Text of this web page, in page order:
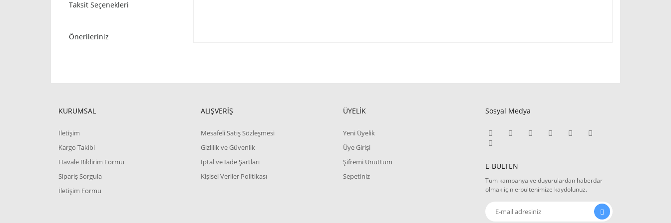
Taksit Seçenekleri
Önerileriniz
KURUMSAL
İletişim
Kargo Takibi
Havale Bildirim Formu
Sipariş Sorgula
İletişim Formu
ALIŞVERİŞ
Mesafeli Satış Sözleşmesi
Gizlilik ve Güvenlik
İptal ve İade Şartları
Kişisel Veriler Politikası
ÜYELİK
Yeni Üyelik
Üye Girişi
Şifremi Unuttum
Sepetiniz
Sosyal Medya
E-BÜLTEN
Tüm kampanya ve duyurulardan haberdar
olmak için e-bültenimize kaydolunuz.